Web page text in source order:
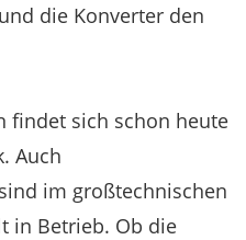
die Konverter den
findet sich schon heute
Auch
im großtechnischen
in Betrieb. Ob die